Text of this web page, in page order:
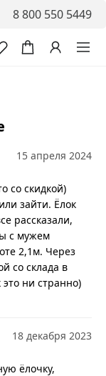
8 800 550 5449
15 апреля 2024
со скидкой)
зайти. Ёлок
рассказали,
с мужем
2,1м. Через
со склада в
ни странно)
18 декабря 2023
ёлочку,